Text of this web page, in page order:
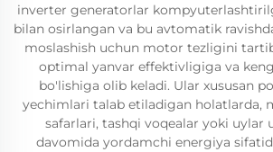
inverter generatorlar
bilan osirlangan va bu avtomatik
moslashish uchun motor tezligini
optimal yanvar effektivligiga va
bo'lishiga olib keladi. Ular xususan
yechimlari talab etiladigan holatlarda,
safarlari, tashqi voqealar yoki uylar
davomida yordamchi energiya